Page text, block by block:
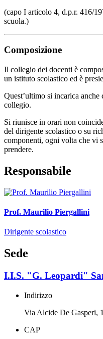
(capo I articolo 4, d.p.r. 416/
scuola.)
Composizione
Il collegio dei docenti è
un istituto scolastico ed è
Quest’ultimo si incarica anche
collegio.
Si riunisce in orari non
del dirigente scolastico o su
componenti, ogni volta che vi
prendere.
Responsabile
Prof. Maurilio Piergallini
Dirigente scolastico
Sede
I.I.S. "G. Leopardi"
Indirizzo
Via Alcide De Gasperi,
CAP